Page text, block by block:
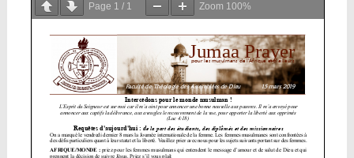
Page 1 / 1 Zoom 100%